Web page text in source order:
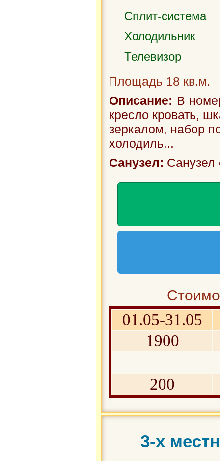
Сплит-система
Холодильник
Телевизор
Площадь 18 кв.м.
Описание: В
кресло кровать,
зеркалом, набор
холодиль...
Санузел:
01.05-31.05
1900
200
3-х